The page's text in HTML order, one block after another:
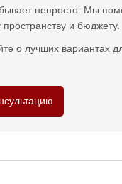
непросто. Мы
и бюджету.
о лучших вариантах